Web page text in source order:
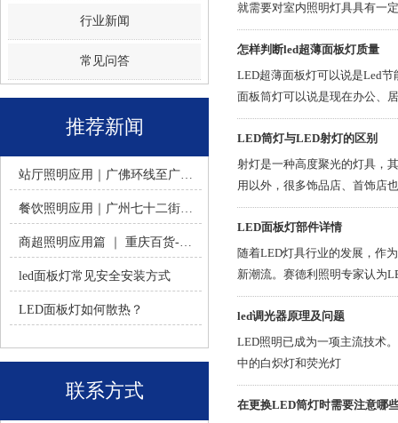
行业新闻
常见问答
推荐新闻
站厅照明应用｜广佛环线至广州南站 -佛山火树银花照明
餐饮照明应用｜广州七十二街道餐饮连锁-佛山火树银花照明
商超照明应用篇 ｜ 重庆百货-佛山火树银花照明合作历程
led面板灯常见安全安装方式
LED面板灯如何散热？
联系方式
就需要对室内照明灯具具有一
注意事项也比较多。
怎样判断led超薄面板灯质量
LED超薄面板灯可以说是Led
面板筒灯可以说是现在办公、
LED筒灯与LED射灯的区别
射灯是一种高度聚光的灯具，
用以外，很多饰品店、首饰店
LED面板灯部件详情
随着LED灯具行业的发展，作
新潮流。赛德利照明专家认为
led调光器原理及问题
LED照明已成为一项主流技术
中的白炽灯和荧光灯
在更换LED筒灯时需要注意哪